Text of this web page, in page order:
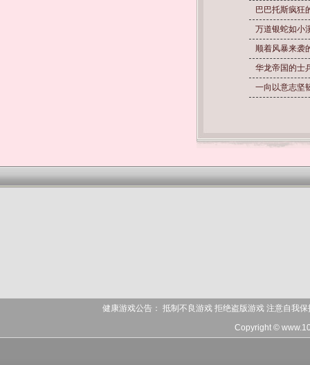
巴巴托斯疯狂
万道银蛇如小
顺着风暴来袭
华龙帝国的士
一向以意志坚
健康游戏公告： 抵制不良游戏 拒绝盗版游戏 注意自我
Copyright ©